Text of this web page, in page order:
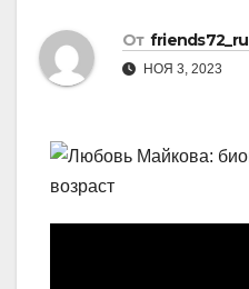
От friends72_ru
НОЯ 3, 2023